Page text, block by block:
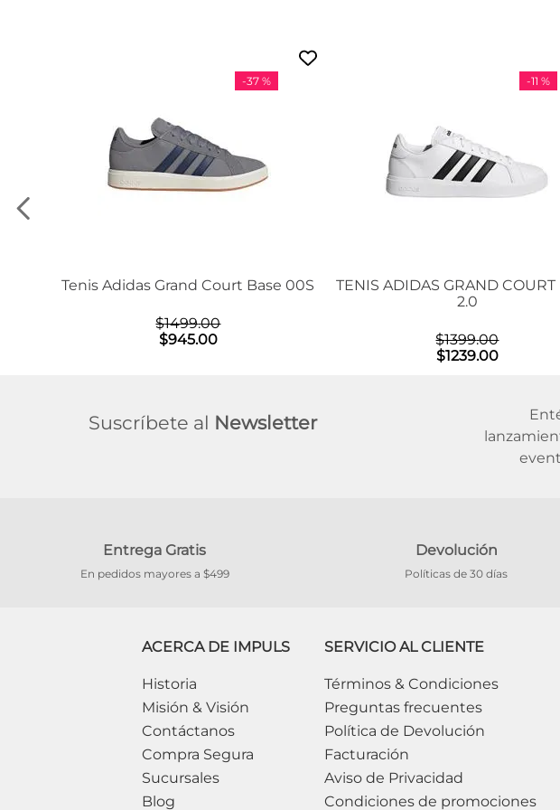
-37 %
Tenis Adidas Grand Court Base 00S
$1499.00
$945.00
-11 %
TENIS ADIDAS GRAND COURT
2.0
$1399.00
$1239.00
Suscríbete al Newsletter
Entrega Gratis
En pedidos mayores a $499
Devolución
Políticas de 30 días
ACERCA DE IMPULS
Historia
Misión & Visión
Contáctanos
Compra Segura
Sucursales
Blog
SERVICIO AL CLIENTE
Términos & Condiciones
Preguntas frecuentes
Política de Devolución
Facturación
Aviso de Privacidad
Condiciones de promociones